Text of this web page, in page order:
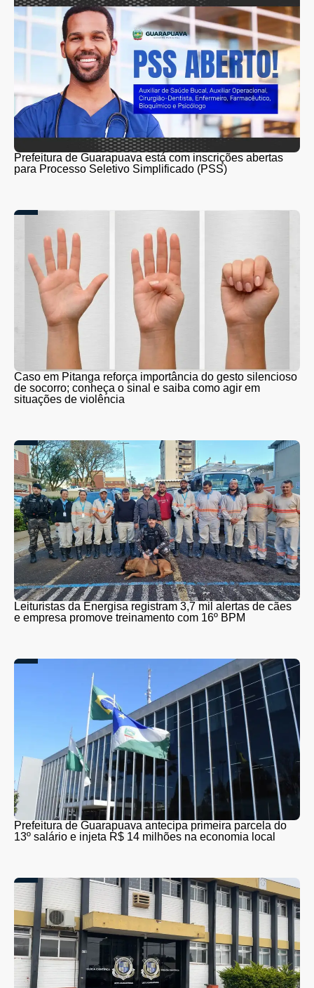
Prefeitura de Guarapuava está com inscrições abertas
para Processo Seletivo Simplificado (PSS)
Caso em Pitanga reforça importância do gesto silencioso
de socorro; conheça o sinal e saiba como agir em
situações de violência
Leituristas da Energisa registram 3,7 mil alertas de cães
e empresa promove treinamento com 16º BPM
Prefeitura de Guarapuava antecipa primeira parcela do
13º salário e injeta R$ 14 milhões na economia local